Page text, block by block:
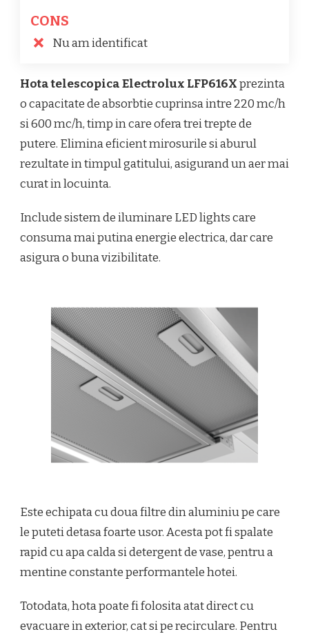
CONS
Nu am identificat
Hota telescopica Electrolux LFP616Xprezinta
o capacitate de absorbtie cuprinsa intre 220 mc/h
si 600 mc/h, timp in care ofera trei trepte de
putere. Elimina eficient mirosurile si aburul
rezultate in timpul gatitului, asigurand un aer mai
curat in locuinta.
Include sistem de iluminare LED lights care
consuma mai putina energie electrica, dar care
asigura o buna vizibilitate.
Este echipata cu doua filtre din aluminiu pe care
le puteti detasa foarte usor. Acesta pot fi spalate
rapid cu apa calda si detergent de vase, pentru a
mentine constante performantele hotei.
Totodata, hota poate fi folosita atat direct cu
evacuare in exterior, cat si pe recirculare. Pentru